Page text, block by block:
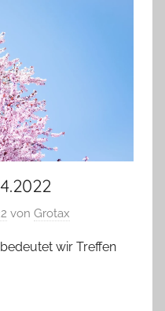
von Grotax
wir Treffen